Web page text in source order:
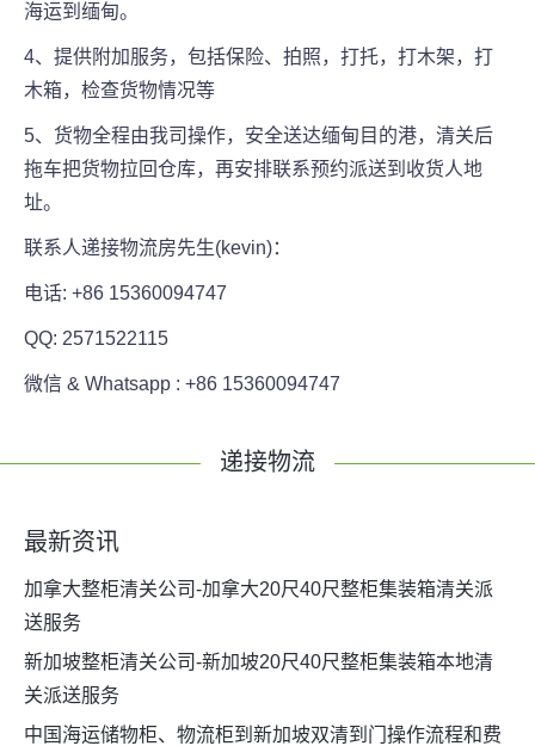
海运到缅甸。
4、提供附加服务，包括保险、拍照，打托，打木架，打
木箱，检查货物情况等
5、货物全程由我司操作，安全送达缅甸目的港，清关后
拖车把货物拉回仓库，再安排联系预约派送到收货人地
址。
联系人递接物流房先生(kevin)：
电话: +86 15360094747
QQ: 2571522115
微信 & Whatsapp : +86 15360094747
递接物流
最新资讯
加拿大整柜清关公司-加拿大20尺40尺整柜集装箱清关派
送服务
新加坡整柜清关公司-新加坡20尺40尺整柜集装箱本地清
关派送服务
中国海运储物柜、物流柜到新加坡双清到门操作流程和费